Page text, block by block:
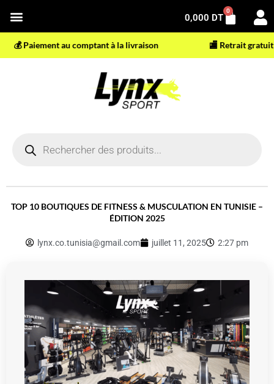
contenu
0,000 DT
0
Panier
au comptant à la livraison 🏬 Retrait gratuit en
produits
TOP 10 BOUTIQUES DE FITNESS & MUSCULATION EN TUNISIE –
ÉDITION 2025
lynx.co.tunisia@gmail.com juillet 11, 2025 2:27 pm